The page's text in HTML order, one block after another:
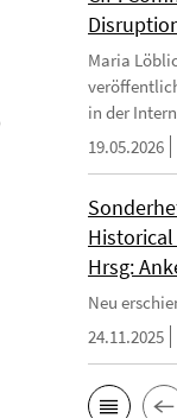
Maria
in der
19.05.2026
Hrsg:
Neu
24.11.2025